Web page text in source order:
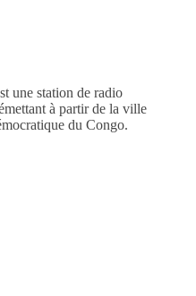
une station de radio
à partir de la ville
du Congo.